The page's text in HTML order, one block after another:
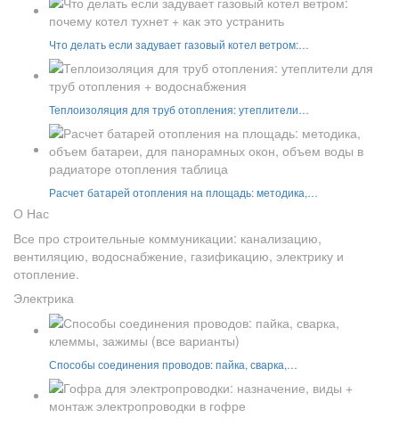
Что делать если задувает газовый котел ветром:…
Теплоизоляция для труб отопления: утеплители…
Расчет батарей отопления на площадь: методика,…
О Нас
Все про строительные коммуникации: канализацию,
вентиляцию, водоснабжение, газификацию, электрику и
отопление.
Электрика
Способы соединения проводов: пайка, сварка,…